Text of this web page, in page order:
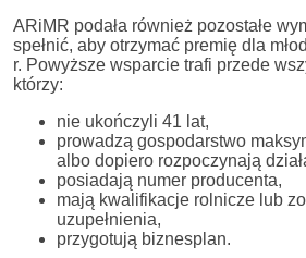
ARiMR podała również pozostałe
spełnić, aby otrzymać premię dla
r. Powyższe wsparcie trafi przede
którzy:
nie ukończyli 41 lat,
prowadzą gospodarstwo
albo dopiero rozpoczynają
posiadają numer producenta,
mają kwalifikacje rolnicze lub
uzupełnienia,
przygotują biznesplan.